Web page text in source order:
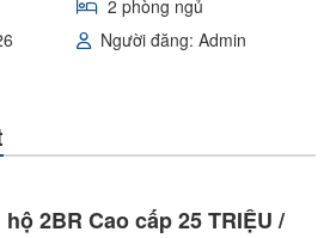
2 phòng ngủ
Người đăng: Admin
2BR Cao cấp 25 TRIỆU /